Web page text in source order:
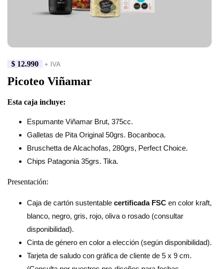
$ 12.990 + IVA
Picoteo Viñamar
Esta caja incluye:
Espumante Viñamar Brut, 375cc.
Galletas de Pita Original 50grs. Bocanboca.
Bruschetta de Alcachofas, 280grs, Perfect Choice.
Chips Patagonia 35grs. Tika.
Presentación:
Caja de cartón sustentable certificada FSC en color kraft,
blanco, negro, gris, rojo, oliva o rosado (consultar
disponibilidad).
Cinta de género en color a elección (según disponibilidad).
Tarjeta de saludo con gráfica de cliente de 5 x 9 cm.